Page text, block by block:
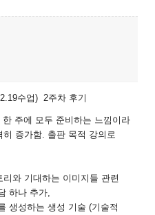
수업) 2주차 후기
주에 모두 준비하는 느낌이라
증가함. 출판 목적 강의로
와 기대하는 이미지들 관련
하나 추가,
생성하는 생성 기술 (기술적